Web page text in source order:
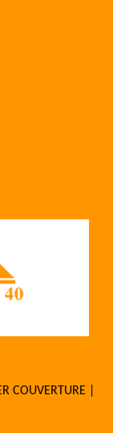
COUVERTURE |